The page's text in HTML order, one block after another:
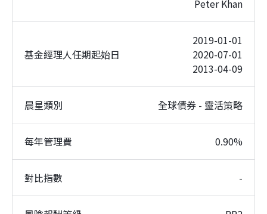
Peter Khan
基金經理人任期起始日
2019-01-01
2020-07-01
2013-04-09
晨星類別 全球債券 - 靈活策略
每年管理費 0.90%
對比指數 -